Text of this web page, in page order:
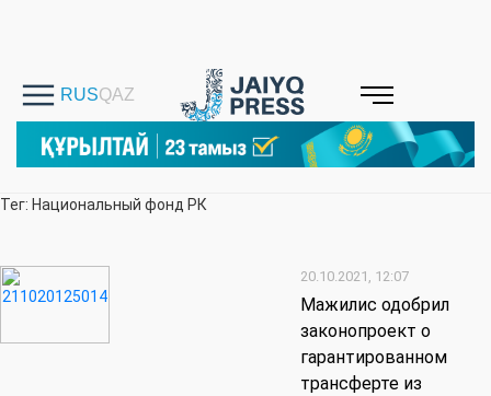
Тег: Национальный фонд РК
20.10.2021, 12:07
Мажилис одобрил
законопроект о
гарантированном
трансферте из